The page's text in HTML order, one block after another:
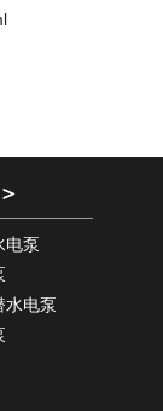
电泵
水电泵